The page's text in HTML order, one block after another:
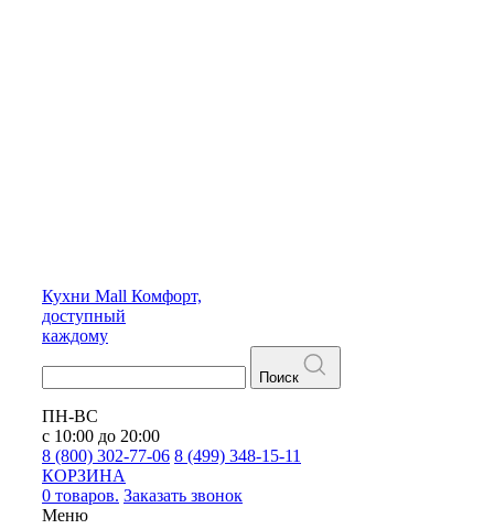
Кухни Mall Комфорт,
доступный
каждому
Поиск
ПН-ВС
с 10:00 до 20:00
8 (800) 302-77-06 8 (499) 348-15-11
КОРЗИНА
0 товаров. Заказать звонок
Меню